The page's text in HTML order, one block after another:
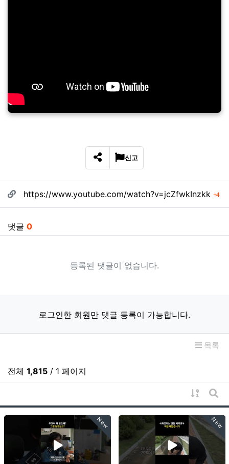
SNS 공유
신고
관련자료
https://www.youtube.com/watch?v=jcZfwkInzkk 4회
댓글 0
등록된 댓글이 없습니다.
로그인한 회원만 댓글 등록이 가능합니다.
목록
전체 1,815 / 1 페이지
게시물
게
New New